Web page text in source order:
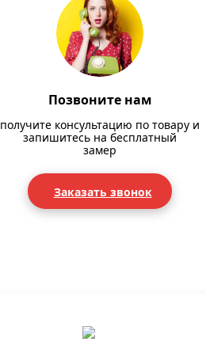
Позвоните нам
получите консультацию по товару и
запишитесь на бесплатный
замер
Заказать звонок